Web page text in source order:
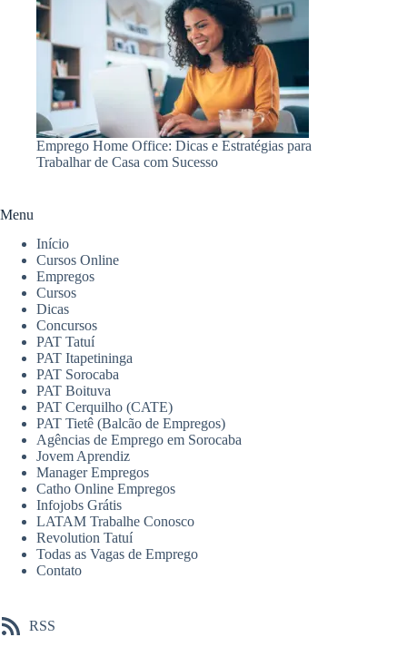
Emprego Home Office: Dicas e Estratégias para
Trabalhar de Casa com Sucesso
Menu
Início
Cursos Online
Empregos
Cursos
Dicas
Concursos
PAT Tatuí
PAT Itapetininga
PAT Sorocaba
PAT Boituva
PAT Cerquilho (CATE)
PAT Tietê (Balcão de Empregos)
Agências de Emprego em Sorocaba
Jovem Aprendiz
Manager Empregos
Catho Online Empregos
Infojobs Grátis
LATAM Trabalhe Conosco
Revolution Tatuí
Todas as Vagas de Emprego
Contato
RSS